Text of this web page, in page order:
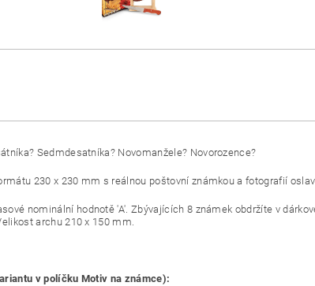
Sedmdesatníka? Novomanžele? Novorozence?
230 x 230 mm s reálnou poštovní známkou a fotografií
nominální hodnotě 'A'. Zbývajících 8 známek obdržíte v
archu 210 x 150 mm.
v políčku Motiv na známce):